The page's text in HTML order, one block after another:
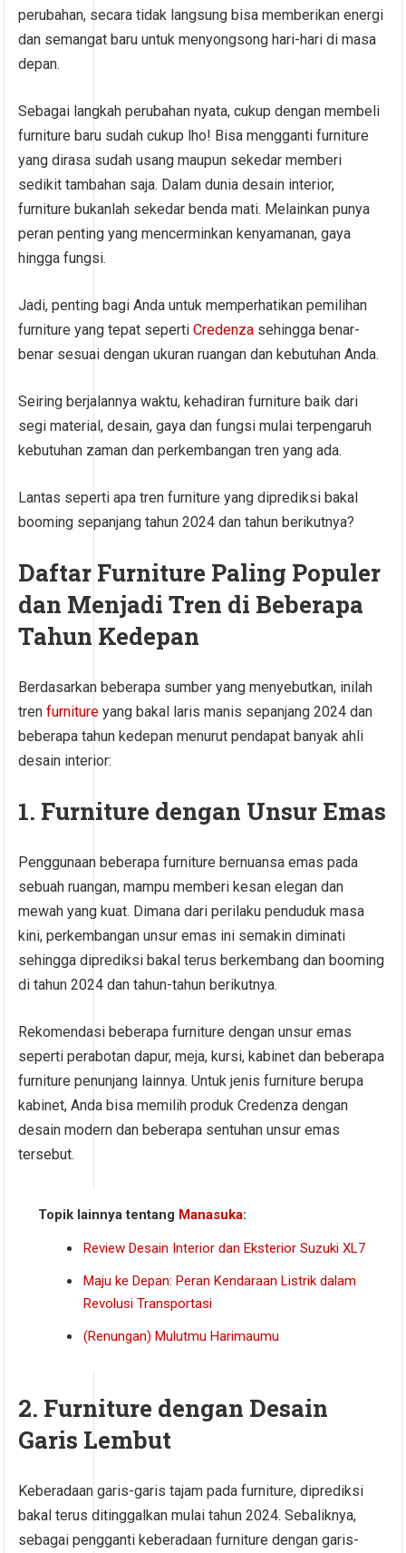
perubahan, secara tidak langsung bisa memberikan energi
dan semangat baru untuk menyongsong hari-hari di masa
depan.
Sebagai langkah perubahan nyata, cukup dengan membeli
furniture baru sudah cukup lho! Bisa mengganti furniture
yang dirasa sudah usang maupun sekedar memberi
sedikit tambahan saja. Dalam dunia desain interior,
furniture bukanlah sekedar benda mati. Melainkan punya
peran penting yang mencerminkan kenyamanan, gaya
hingga fungsi.
Jadi, penting bagi Anda untuk memperhatikan pemilihan
furniture yang tepat sepertiCredenza sehingga benar-
benar sesuai dengan ukuran ruangan dan kebutuhan Anda.
Seiring berjalannya waktu, kehadiran furniture baik dari
segi material, desain, gaya dan fungsi mulai terpengaruh
kebutuhan zaman dan perkembangan tren yang ada.
Lantas seperti apa tren furniture yang diprediksi bakal
booming sepanjang tahun 2024 dan tahun berikutnya?
Daftar Furniture Paling Populer
dan Menjadi Tren di Beberapa
Tahun Kedepan
Berdasarkan beberapa sumber yang menyebutkan, inilah
trenfurniture yang bakal laris manis sepanjang 2024 dan
beberapa tahun kedepan menurut pendapat banyak ahli
desain interior:
1. Furniture dengan Unsur Emas
Penggunaan beberapa furniture bernuansa emas pada
sebuah ruangan, mampu memberi kesan elegan dan
mewah yang kuat. Dimana dari perilaku penduduk masa
kini, perkembangan unsur emas ini semakin diminati
sehingga diprediksi bakal terus berkembang dan booming
di tahun 2024 dan tahun-tahun berikutnya.
Rekomendasi beberapa furniture dengan unsur emas
seperti perabotan dapur, meja, kursi, kabinet dan beberapa
furniture penunjang lainnya. Untuk jenis furniture berupa
kabinet, Anda bisa memilih produk Credenza dengan
desain modern dan beberapa sentuhan unsur emas
tersebut.
Topik lainnya tentang Manasuka:
Review Desain Interior dan Eksterior Suzuki XL7
Maju ke Depan: Peran Kendaraan Listrik dalam
Revolusi Transportasi
(Renungan) Mulutmu Harimaumu
2. Furniture dengan Desain
Garis Lembut
Keberadaan garis-garis tajam pada furniture, diprediksi
bakal terus ditinggalkan mulai tahun 2024. Sebaliknya,
sebagai pengganti keberadaan furniture dengan garis-